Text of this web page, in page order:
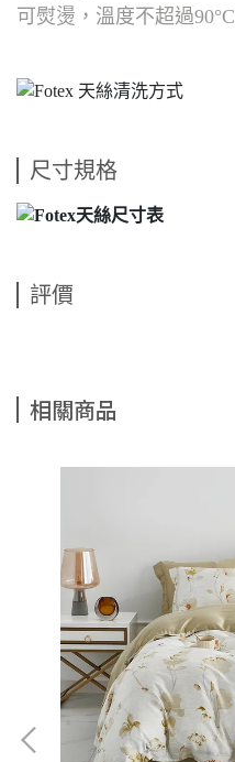
可熨燙，溫度不超過90°C
尺寸規格
評價
相關商品